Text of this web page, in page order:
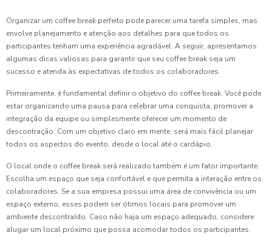
Organizar um coffee break perfeito pode parecer uma tarefa simples, mas
envolve planejamento e atenção aos detalhes para que todos os
participantes tenham uma experiência agradável. A seguir, apresentamos
algumas dicas valiosas para garantir que seu coffee break seja um
sucesso e atenda às expectativas de todos os colaboradores.
Primeiramente, é fundamental definir o objetivo do coffee break. Você pode
estar organizando uma pausa para celebrar uma conquista, promover a
integração da equipe ou simplesmente oferecer um momento de
descontração. Com um objetivo claro em mente, será mais fácil planejar
todos os aspectos do evento, desde o local até o cardápio.
O local onde o coffee break será realizado também é um fator importante.
Escolha um espaço que seja confortável e que permita a interação entre os
colaboradores. Se a sua empresa possui uma área de convivência ou um
espaço externo, esses podem ser ótimos locais para promover um
ambiente descontraído. Caso não haja um espaço adequado, considere
alugar um local próximo que possa acomodar todos os participantes.